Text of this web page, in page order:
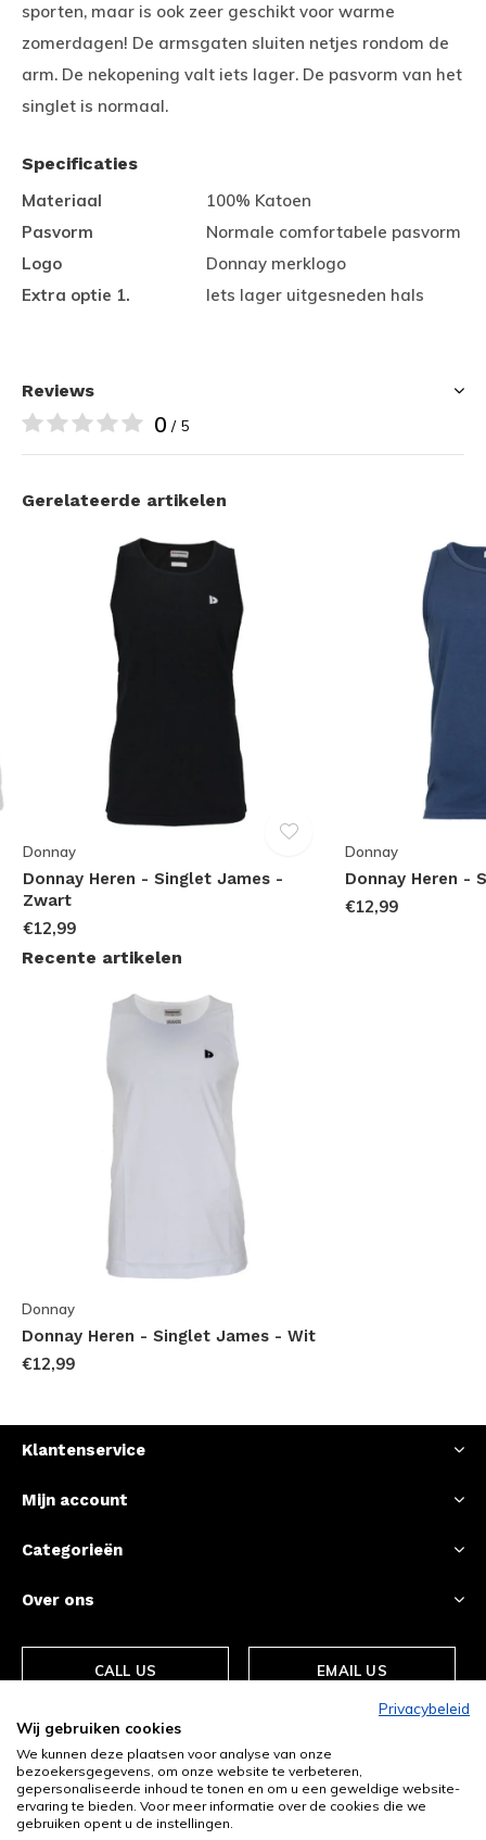
sporten, maar is ook zeer geschikt voor warme
zomerdagen! De armsgaten sluiten netjes rondom de
arm. De nekopening valt iets lager. De pasvorm van het
singlet is normaal.
Specificaties
Materiaal
100% Katoen
Pasvorm
Normale comfortabele pasvorm
Logo
Donnay merklogo
Extra optie 1.
Iets lager uitgesneden hals
Reviews
0 / 5
Gerelateerde artikelen
Donnay
Donnay Heren - Singlet James -
Zwart
€12,99
Donnay
Donnay Heren -
€12,99
Recente artikelen
Donnay
Donnay Heren - Singlet James - Wit
€12,99
Klantenservice
Mijn account
Categorieën
Over ons
CALL US EMAIL US
Privacybeleid
Wij gebruiken cookies
We kunnen deze plaatsen voor analyse van onze
bezoekersgegevens, om onze website te verbeteren,
gepersonaliseerde inhoud te tonen en om u een geweldige website-
ervaring te bieden. Voor meer informatie over de cookies die we
gebruiken opent u de instellingen.